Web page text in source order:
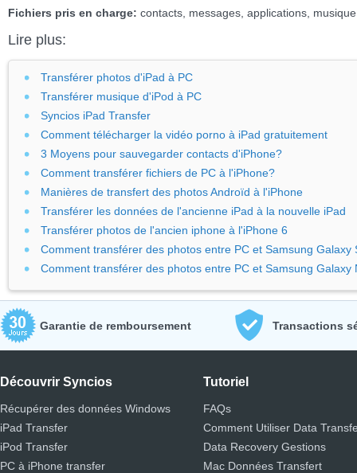
Fichiers pris en charge: contacts, messages, applications,
Lire plus:
Transférer photos d'iPad à PC
Transférer musique d'iPod à PC
Syncios iPad Transfer
Comment télécharger la vidéo porno à iPad gratuitement
3 Moyens pour sauvegarder contacts d'iPhone?
Comment transférer fichiers de PC à l'iPhone?
Manières de transfert des photos Androïd à l'iPhone
Transférer les données de l'ancienne iPad à la nouvelle iPad
Transférer photos de l'ancien iphone à l'iPhone 6
Comment transférer des photos entre PC et Samsung Galaxy
Comment transférer des photos entre PC et Samsung Galaxy
Garantie de remboursement Transactions
Découvrir Syncios
Récupérer des données Windows
iPad Transfer
iPod Transfer
PC à iPhone transfer
Tutoriel
FAQs
Comment Utiliser Data
Data Recovery Gestions
Mac Données Transfert